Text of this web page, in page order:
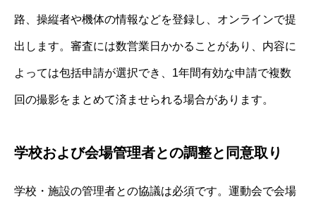
路、操縦者や機体の情報などを登録し、オンラインで提
出します。審査には数営業日かかることがあり、内容に
よっては包括申請が選択でき、1年間有効な申請で複数
回の撮影をまとめて済ませられる場合があります。
学校および会場管理者との調整と同意取り
学校・施設の管理者との協議は必須です。運動会で会場